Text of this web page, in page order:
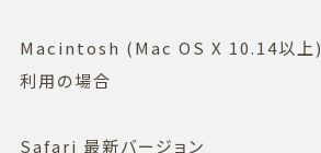
Macintosh (Mac OS X 10.14以上)
利用の場合
Safari 最新バージョン